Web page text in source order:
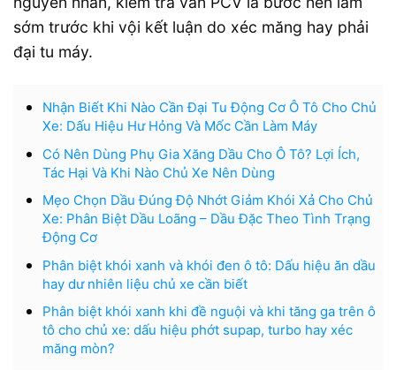
sớm trước khi vội kết luận do xéc măng hay phải
đại tu máy.
Nhận Biết Khi Nào Cần Đại Tu Động Cơ Ô Tô Cho Chủ
Xe: Dấu Hiệu Hư Hỏng Và Mốc Cần Làm Máy
Có Nên Dùng Phụ Gia Xăng Dầu Cho Ô Tô? Lợi Ích,
Tác Hại Và Khi Nào Chủ Xe Nên Dùng
Mẹo Chọn Dầu Đúng Độ Nhớt Giảm Khói Xả Cho Chủ
Xe: Phân Biệt Dầu Loãng – Dầu Đặc Theo Tình Trạng
Động Cơ
Phân biệt khói xanh và khói đen ô tô: Dấu hiệu ăn dầu
hay dư nhiên liệu chủ xe cần biết
Phân biệt khói xanh khi đề nguội và khi tăng ga trên ô
tô cho chủ xe: dấu hiệu phớt supap, turbo hay xéc
măng mòn?